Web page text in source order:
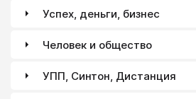
Успех, деньги, бизнес
Человек и общество
УПП, Синтон, Дистанция